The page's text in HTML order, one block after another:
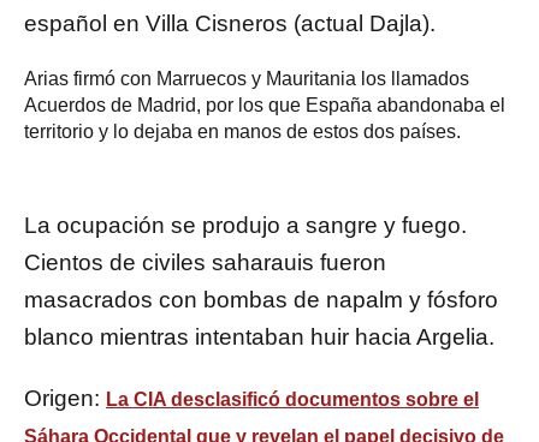
español en Villa Cisneros (actual Dajla).
Arias firmó con Marruecos y Mauritania los llamados
Acuerdos de Madrid, por los que España abandonaba el
territorio y lo dejaba en manos de estos dos países.
La ocupación se produjo a sangre y fuego.
Cientos de civiles saharauis fueron
masacrados con bombas de napalm y fósforo
blanco mientras intentaban huir hacia Argelia.
Origen: La CIA desclasificó documentos sobre el
Sáhara Occidental que y revelan el papel decisivo de